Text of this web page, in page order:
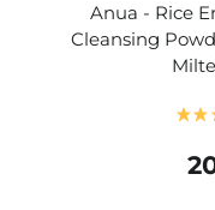
Anua - Rice
Cleansing